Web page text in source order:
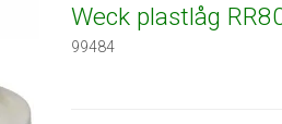
Weck plastlåg
99484